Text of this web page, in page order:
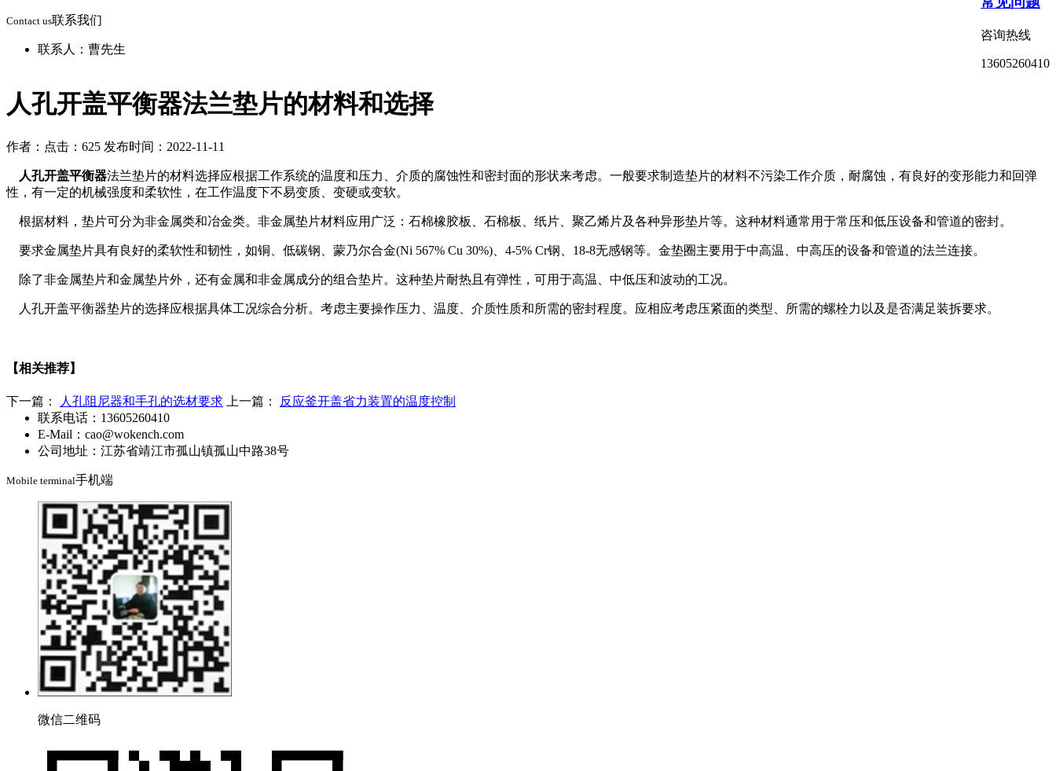
咨询热线
13605260410
人孔开盖平衡器法兰垫片的材料和选择
作者： 点击：625 发布时间：2022-11-11
人孔开盖平衡器法兰垫片的材料选择应根据工作系统的温度和压力、介质的腐蚀性和密封面的形状来考虑。一般要求制造垫片的材料不污染工作介质，耐腐蚀，有良好的变形能力和回弹
性，有一定的机械强度和柔软性，在工作温度下不易变质、变硬或变软。
根据材料，垫片可分为非金属类和冶金类。非金属垫片材料应用广泛：石棉橡胶板、石棉板、纸片、聚乙烯片及各种异形垫片等。这种材料通常用于常压和低压设备和管道的密封。
要求金属垫片具有良好的柔软性和韧性，如铜、低碳钢、蒙乃尔合金(Ni 567% Cu 30%)、4-5% Cr钢、18-8无感钢等。金垫圈主要用于中高温、中高压的设备和管道的法兰连接。
除了非金属垫片和金属垫片外，还有金属和非金属成分的组合垫片。这种垫片耐热且有弹性，可用于高温、中低压和波动的工况。
人孔开盖平衡器垫片的选择应根据具体工况综合分析。考虑主要操作压力、温度、介质性质和所需的密封程度。应相应考虑压紧面的类型、所需的螺栓力以及是否满足装拆要求。
【相关推荐】
下一篇： 人孔阻尼器和手孔的选材要求 上一篇： 反应釜开盖省力装置的温度控制
Contact us联系我们
联系人：曹先生
联系电话：13605260410
E-Mail：cao@wokench.com
公司地址：江苏省靖江市孤山镇孤山中路38号
Mobile terminal手机端
微信二维码